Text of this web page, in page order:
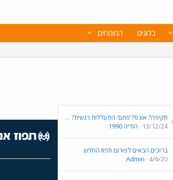
בלוגים המומחים
תקיפה? אונס?'סתם' התעללות רגשית? או שאני סתם מגזימה כמו שלפעמים מרגיש לי?
13/12/24
הודיה 1990
ברוכים הבאים לפורום תפוז החדש.
4/6/20
Admin